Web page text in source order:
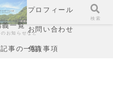
プロフィール
義一覧
お知らせなどお問い合わせ
事の一覧)免責事項
検索